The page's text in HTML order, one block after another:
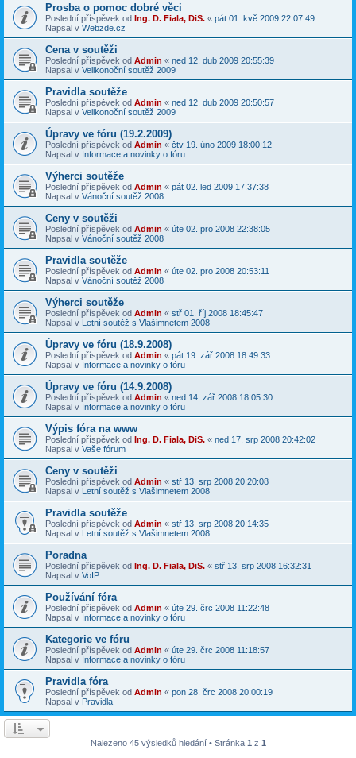
Prosba o pomoc dobré věci
Poslední příspěvek od Ing. D. Fiala, DiS. « pát 01. kvě 2009 22:07:49
Napsal v Webzde.cz
Cena v soutěži
Poslední příspěvek od Admin « ned 12. dub 2009 20:55:39
Napsal v Velikonoční soutěž 2009
Pravidla soutěže
Poslední příspěvek od Admin « ned 12. dub 2009 20:50:57
Napsal v Velikonoční soutěž 2009
Úpravy ve fóru (19.2.2009)
Poslední příspěvek od Admin « čtv 19. úno 2009 18:00:12
Napsal v Informace a novinky o fóru
Výherci soutěže
Poslední příspěvek od Admin « pát 02. led 2009 17:37:38
Napsal v Vánoční soutěž 2008
Ceny v soutěži
Poslední příspěvek od Admin « úte 02. pro 2008 22:38:05
Napsal v Vánoční soutěž 2008
Pravidla soutěže
Poslední příspěvek od Admin « úte 02. pro 2008 20:53:11
Napsal v Vánoční soutěž 2008
Výherci soutěže
Poslední příspěvek od Admin « stř 01. říj 2008 18:45:47
Napsal v Letní soutěž s Vlašimnetem 2008
Úpravy ve fóru (18.9.2008)
Poslední příspěvek od Admin « pát 19. zář 2008 18:49:33
Napsal v Informace a novinky o fóru
Úpravy ve fóru (14.9.2008)
Poslední příspěvek od Admin « ned 14. zář 2008 18:05:30
Napsal v Informace a novinky o fóru
Výpis fóra na www
Poslední příspěvek od Ing. D. Fiala, DiS. « ned 17. srp 2008 20:42:02
Napsal v Vaše fórum
Ceny v soutěži
Poslední příspěvek od Admin « stř 13. srp 2008 20:20:08
Napsal v Letní soutěž s Vlašimnetem 2008
Pravidla soutěže
Poslední příspěvek od Admin « stř 13. srp 2008 20:14:35
Napsal v Letní soutěž s Vlašimnetem 2008
Poradna
Poslední příspěvek od Ing. D. Fiala, DiS. « stř 13. srp 2008 16:32:31
Napsal v VoIP
Používání fóra
Poslední příspěvek od Admin « úte 29. črc 2008 11:22:48
Napsal v Informace a novinky o fóru
Kategorie ve fóru
Poslední příspěvek od Admin « úte 29. črc 2008 11:18:57
Napsal v Informace a novinky o fóru
Pravidla fóra
Poslední příspěvek od Admin « pon 28. črc 2008 20:00:19
Napsal v Pravidla
Nalezeno 45 výsledků hledání • Stránka 1 z 1